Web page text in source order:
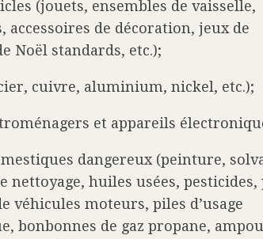
(jouets, ensembles de vaisselle,
accessoires de décoration, jeux de
Noël standards, etc.);
cuivre, aluminium, nickel, etc.);
et appareils
dangereux (peinture,
nettoyage, huiles usées, pesticides,
véhicules moteurs, piles d’usage
bonbonnes de gaz propane,